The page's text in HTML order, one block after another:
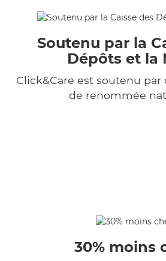
Soutenu par la
Dépôts et la
Click&Care est soutenu par
de renommée
30% moins